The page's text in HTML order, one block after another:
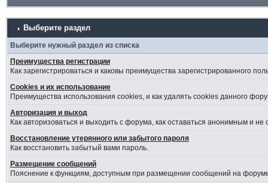
Выберите раздел
Выберите нужный раздел из списка
Преимущества регистрации
Как зарегистрироваться и каковы преимущества зарегистрированного
Cookies и их использование
Преимущества использования cookies, и как удалять cookies данного
Авторизация и выход
Как авторизоваться и выходить с форума, как оставаться анонимным и
Восстановление утерянного или забытого пароля
Как восстановить забытый вами пароль.
Размещение сообщений
Пояснение к функциям, доступным при размещении сообщений на